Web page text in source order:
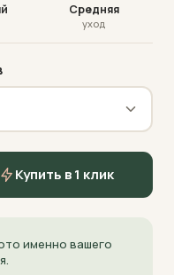
Средняя
уход
Купить в 1 клик
именно вашего